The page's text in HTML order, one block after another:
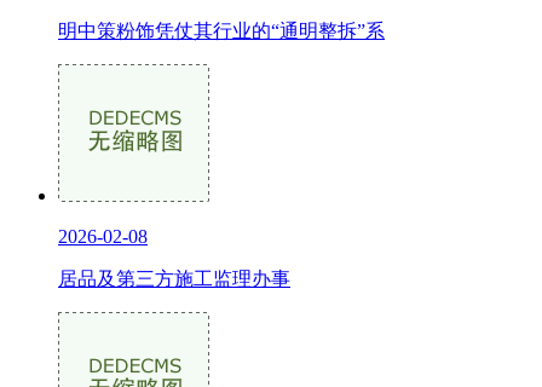
明中策粉饰凭仗其行业的“通明整拆”系
2026-02-08
居品及第三方施工监理办事